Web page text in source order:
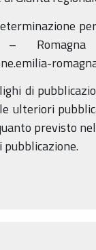
–
di
ulteriori
previsto